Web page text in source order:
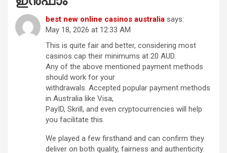
best new online casinos australia says:
May 18, 2026 at 12:33 AM
This is quite fair and better, considering most
casinos cap their minimums at 20 AUD.
Any of the above mentioned payment methods
should work for your
withdrawals. Accepted popular payment methods
in Australia like Visa,
PayID, Skrill, and even cryptocurrencies will help
you facilitate this.
We played a few firsthand and can confirm they
deliver on both quality, fairness and authenticity.